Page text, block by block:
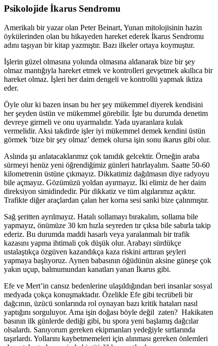
Psikolojide İkarus Sendromu
Amerikalı bir yazar olan Peter Beinart, Yunan mitolojisinin hazin
öykülerinden olan bu hikayeden hareket ederek İkarus Sendromu
adını taşıyan bir kitap yazmıştır. Bazı ilkeler ortaya koymuştur.
İşlerin güzel olmasına yolunda olmasına aldanarak bize bir şey
olmaz mantığıyla hareket etmek ve kontrolleri gevşetmek akıllıca bir
hareket olmaz. İşleri her daim dengeli ve kontrollü yapmak iktiza
eder.
Öyle olur ki bazen insan bu her şey mükemmel diyerek kendisini
her şeyden üstün ve mükemmel görebilir. İşte bu durumda denetim
devreye girmeli ve onu uyarmalıdır. Yada uyaranlara kulak
vermelidir. Aksi takdirde işler iyi mükemmel demek kendini üstün
görmek ‘bize bir şey olmaz’ demek olursa işin sonu ikarus gibi olur.
Aslında şu anlatacaklarımız çok tanıdık gelcektir. Örneğin araba
sürmeyi henüz yeni öğrendiğimiz günleri hatırlayalım. Saatte 50-60
kilometrenin üstüne çıkmayız. Dikkatimiz dağılmasın diye radyoyu
bile açmayız. Gözümüzü yoldan ayırmayız. İki elimiz de her daim
direksiyon simidindedir. Pür dikkatiz ve tüm algılarımız açıktır.
Trafikte diğer araçlardan çalan her korna sesi sanki bize çalınmıştır.
Sağ şeritten ayrılmayız. Hatalı sollamayı bırakalım, sollama bile
yapmayız, önümüze 30 km hızla seyreden tır çıksa bile sabırla takip
ederiz. Bu durumda maddi hasarlı veya yaralanmalı bir trafik
kazasını yapma ihtimali çok düşük olur. Arabayı sürdükçe
ustalaştıkça özgüven kazandıkça kaza riskini arttıran şeyleri
yapmaya başlıyoruz. Aynen babasının öğüdünün aksine güneşe çok
yakın uçup, balmumundan kanatları yanan İkarus gibi.
Efe ve Mert’in cansız bedenlerine ulaşıldığından beri insanlar sosyal
medyada çokça konuşmaktadır. Özelikle Efe gibi tecrübeli bir
dağcının, üzücü sonlarında rol oynayan bazı kritik hataları nasıl
yaptığını sorguluyor. Ama işin doğası böyle değil zaten? Hakikaten
basının ilk günlerde dediği gibi, bu spora yeni başlamış dağcılar
olsalardı. Sanıyorum gereken ekipmanları yedeğiyle sırtlarında
taşırlardı. Yollarını kaybetmemeleri için alınması gereken önlemleri